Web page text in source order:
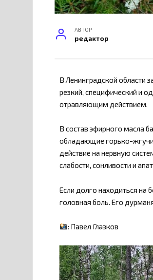
АВТОР
редактор
В Ленинградской области
резкий, специфический и
отравляющим действием.
В состав эфирного масла
обладающие горько-
действие на нервную
слабости, сонливости и
Если долго находиться на
головная боль. Его
: Павел Глазков